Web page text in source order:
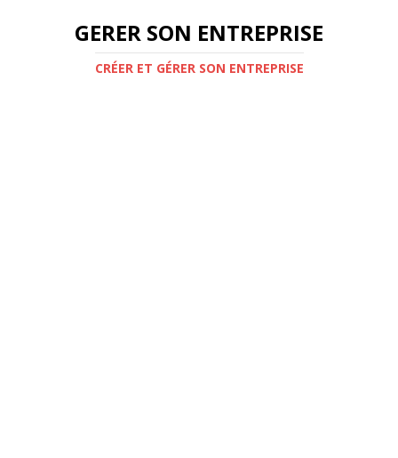
GERER SON ENTREPRISE
CRÉER ET GÉRER SON ENTREPRISE